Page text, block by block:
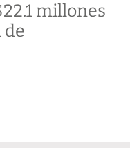
millones
de